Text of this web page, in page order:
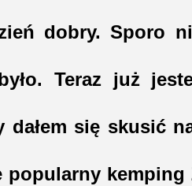
dobry. Sporo
Teraz już
dałem się skusić
popularny kemping